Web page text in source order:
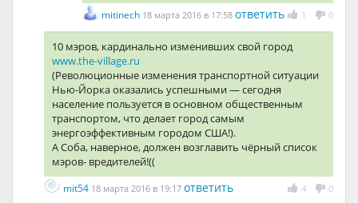
1 0
mitinech 18 марта 2016 в 17:58 ответить
10 мэров, кардинально изменивших свой город
www.the-village.ru
(Революционные изменения транспортной ситуации
Нью-Йорка оказались успешными — сегодня
население пользуется в основном общественным
транспортом, что делает город самым
энергоэффективным городом США!).
А Соба, наверное, должен возглавить чёрный список
мэров- вредителей!((
4 0
mit54 18 марта 2016 в 19:17 ответить